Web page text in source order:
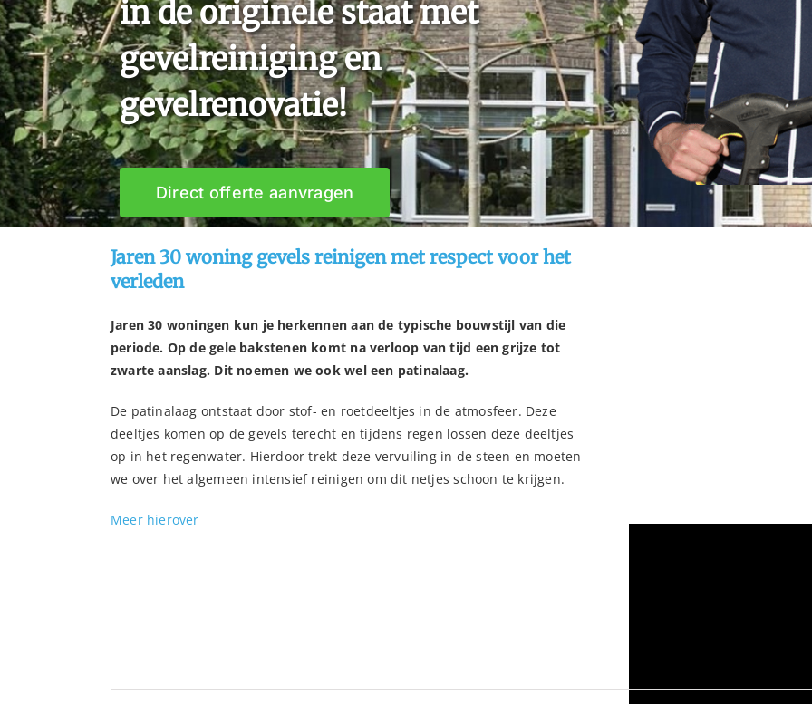
in de originele staat met
gevelreiniging en
gevelrenovatie!
Direct offerte aanvragen
Jaren 30 woning gevels reinigen met respect voor het
verleden
Jaren 30 woningen kun je herkennen aan de typische bouwstijl van die
periode. Op de gele bakstenen komt na verloop van tijd een grijze tot
zwarte aanslag. Dit noemen we ook wel een patinalaag.
De patinalaag ontstaat door stof- en roetdeeltjes in de atmosfeer. Deze
deeltjes komen op de gevels terecht en tijdens regen lossen deze deeltjes
op in het regenwater. Hierdoor trekt deze vervuiling in de steen en moeten
we over het algemeen intensief reinigen om dit netjes schoon te krijgen.
Meer hierover